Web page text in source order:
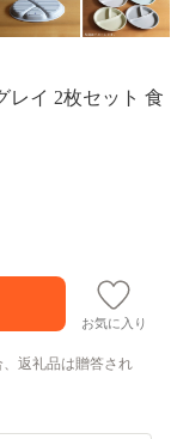
レイ 2枚セット 食
お気に入り
返礼品は贈答され